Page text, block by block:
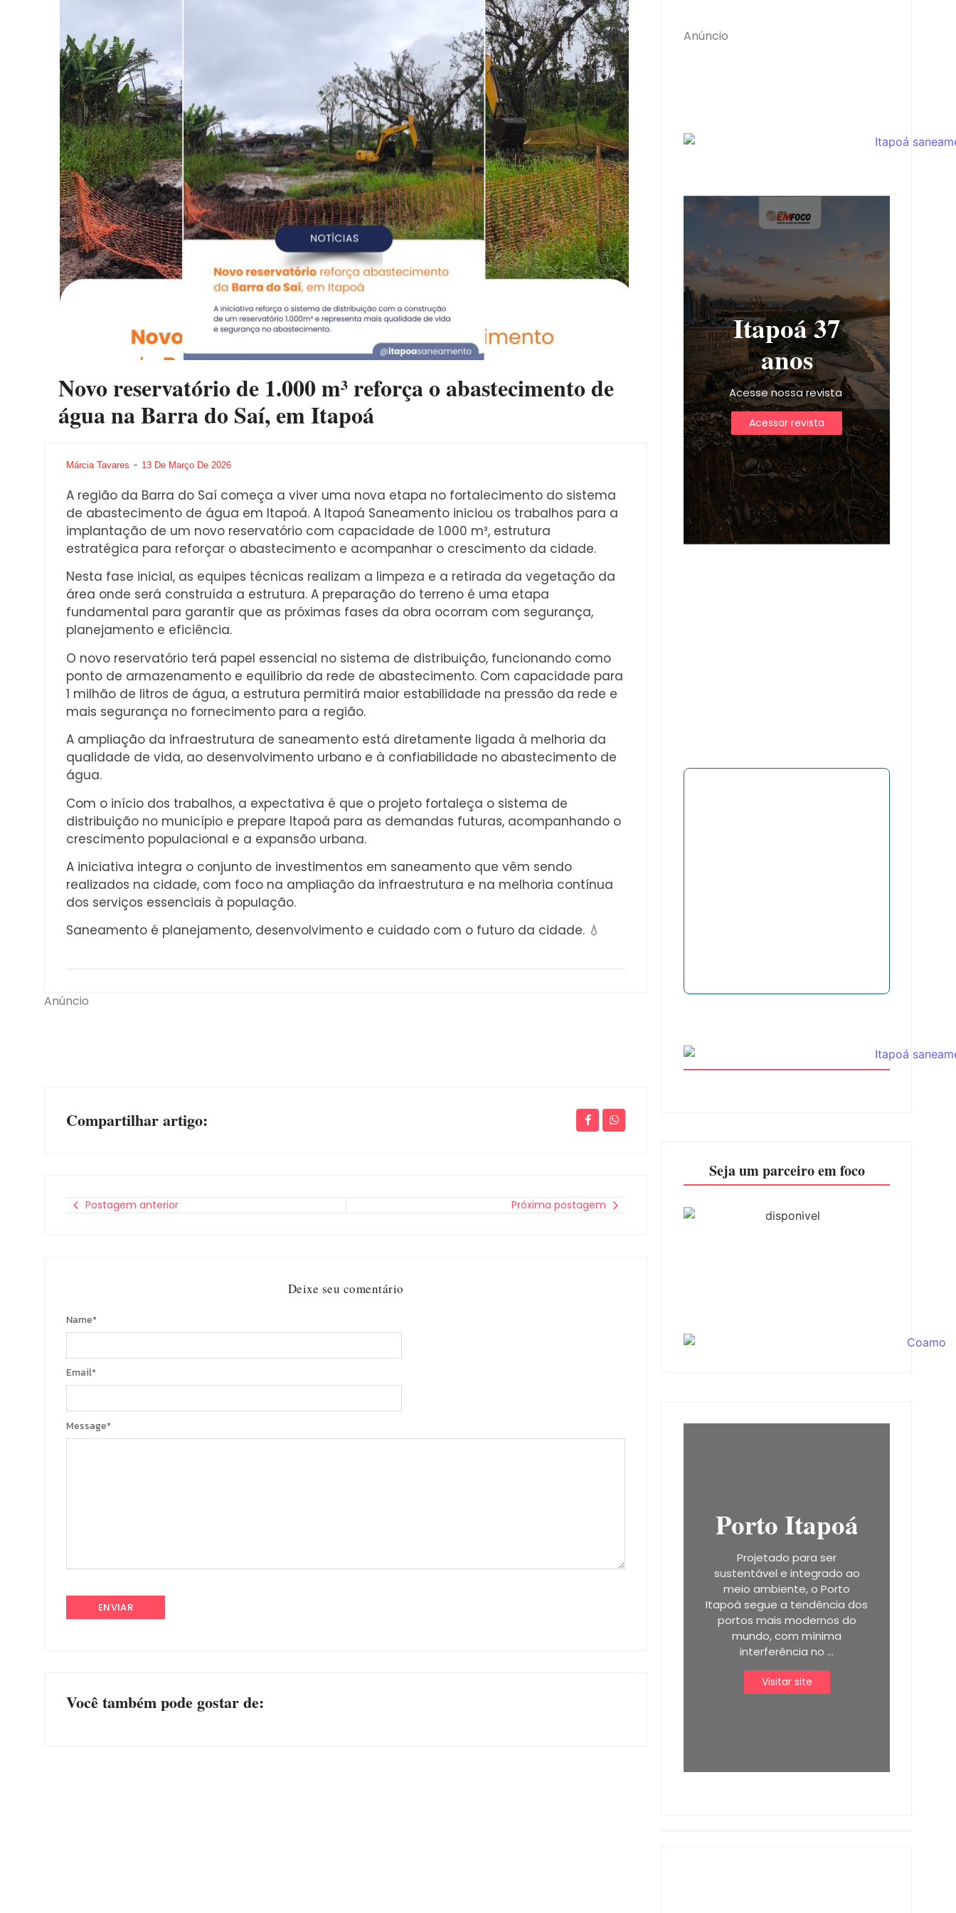
Novo reservatório de 1.000 m³ reforça o abastecimento de
água na Barra do Saí, em Itapoá
Márcia Tavares 13 De Março De 2026
A região da Barra do Saí começa a viver uma nova etapa no fortalecimento do sistema
de abastecimento de água em Itapoá. A Itapoá Saneamento iniciou os trabalhos para a
implantação de um novo reservatório com capacidade de 1.000 m³, estrutura
estratégica para reforçar o abastecimento e acompanhar o crescimento da cidade.
Nesta fase inicial, as equipes técnicas realizam a limpeza e a retirada da vegetação da
área onde será construída a estrutura. A preparação do terreno é uma etapa
fundamental para garantir que as próximas fases da obra ocorram com segurança,
planejamento e eficiência.
O novo reservatório terá papel essencial no sistema de distribuição, funcionando como
ponto de armazenamento e equilíbrio da rede de abastecimento. Com capacidade para
1 milhão de litros de água, a estrutura permitirá maior estabilidade na pressão da rede e
mais segurança no fornecimento para a região.
A ampliação da infraestrutura de saneamento está diretamente ligada à melhoria da
qualidade de vida, ao desenvolvimento urbano e à confiabilidade no abastecimento de
água.
Com o início dos trabalhos, a expectativa é que o projeto fortaleça o sistema de
distribuição no município e prepare Itapoá para as demandas futuras, acompanhando o
crescimento populacional e a expansão urbana.
A iniciativa integra o conjunto de investimentos em saneamento que vêm sendo
realizados na cidade, com foco na ampliação da infraestrutura e na melhoria contínua
dos serviços essenciais à população.
Saneamento é planejamento, desenvolvimento e cuidado com o futuro da cidade. 💧
Anúncio
Compartilhar artigo:
Postagem anterior Próxima postagem
Deixe seu comentário
Message*
Name*
Email*
Você também pode gostar de:
Anúncio
Itapoá 37
anos
Acesse nossa revista
Acessar revista
Seja um parceiro em foco
Porto Itapoá
Projetado para ser
sustentável e integrado ao
meio ambiente, o Porto
Itapoá segue a tendência dos
portos mais modernos do
mundo, com mínima
interferência no ...
Visitar site